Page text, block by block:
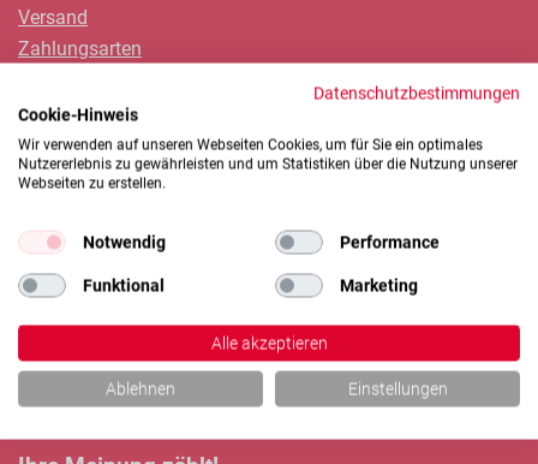
Versand
Zahlungsarten
Hersteller-Übersicht
Downloads & CAD-Daten
Über Uns
Unser Unternehmen
LTK.SUPPLIES
LTK.ULTRA
Karriere bei MEW
Datenschutzbestimmungen
Cookie-Hinweis
Wir verwenden auf unseren Webseiten Cookies, um für Sie ein optimales
Nutzererlebnis zu gewährleisten und um Statistiken über die Nutzung unserer
Webseiten zu erstellen.
Notwendig Performance
Funktional Marketing
Alle akzeptieren
Ablehnen Einstellungen